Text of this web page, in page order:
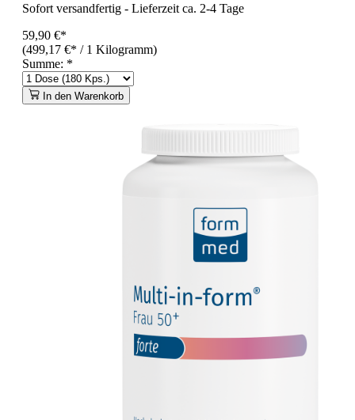
Sofort versandfertig - Lieferzeit ca. 2-4 Tage
59,90 €*
(499,17 €* / 1 Kilogramm)
Summe: *
In den Warenkorb